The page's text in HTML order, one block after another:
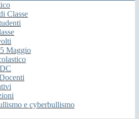
Classe
Maggio
e cyberbullismo